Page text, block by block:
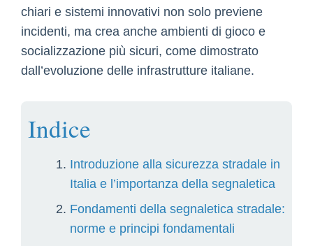
chiari e sistemi innovativi non solo previene
incidenti, ma crea anche ambienti di gioco e
socializzazione più sicuri, come dimostrato
dall’evoluzione delle infrastrutture italiane.
Indice
Introduzione alla sicurezza stradale in
Italia e l’importanza della segnaletica
Fondamenti della segnaletica stradale:
norme e principi fondamentali